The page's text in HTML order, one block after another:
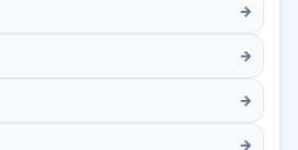
→
→
→
→